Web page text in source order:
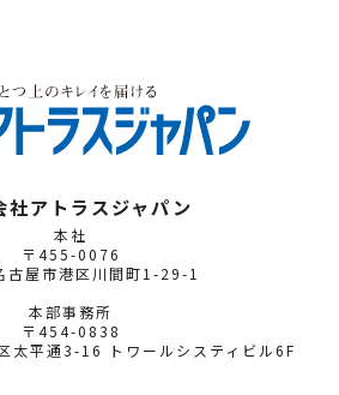
社アトラスジャパン
本社
〒455-0076
古屋市港区川間町1-29-1
本部事務所
〒454-0838
太平通3-16 トワールシスティビル6F